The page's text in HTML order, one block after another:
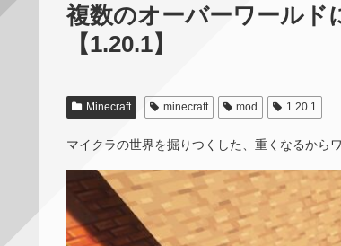
複数のオーバーワール
【1.20.1】
Minecraft minecraft mod 1.20.1
マイクラの世界を掘りつくした、重くなるから